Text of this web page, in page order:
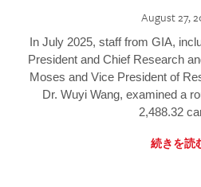
August 27,
In July 2025, staff from GIA,
President and Chief Research
Moses and Vice President of
Dr. Wuyi Wang, examined a
2,488.32
続きを読